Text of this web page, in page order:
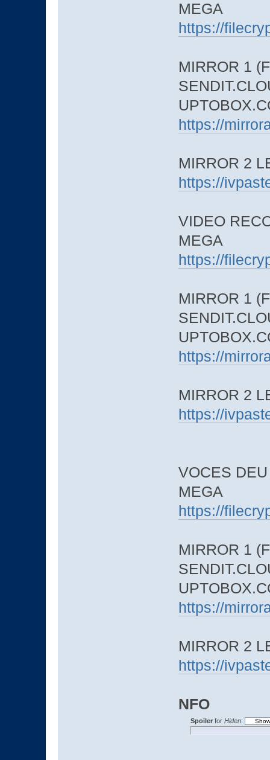
MEGA
https://
MIRROR 1
https://
MIRROR 2
https://
VIDEO
MEGA
https://
MIRROR 1
https://
MIRROR 2
https://
VOCES
MEGA
https://
MIRROR 1
https://
MIRROR 2
https://
NFO
Spoilerfor Hiden: